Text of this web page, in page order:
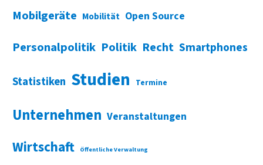
Mobilgeräte Mobilität Open Source
Personalpolitik Politik Recht Smartphones
Statistiken Studien Termine
Unternehmen Veranstaltungen
Wirtschaft Öffentliche Verwaltung